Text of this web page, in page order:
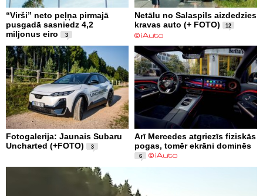
“Virši” neto peļņa pirmajā
pusgadā sasniedz 4,2
miljonus eiro
3
Netālu no Salaspils aizdedzies
kravas auto (+ FOTO)
12
Fotogalerija: Jaunais Subaru
Uncharted (+FOTO)
3
Arī Mercedes atgriezīs fiziskās
pogas, tomēr ekrāni dominēs
6